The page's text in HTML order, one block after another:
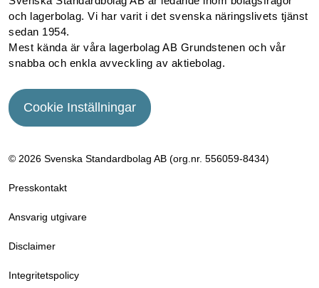
och lagerbolag. Vi har varit i det svenska näringslivets tjänst
sedan 1954.
Mest kända är våra lagerbolag AB Grundstenen och vår
snabba och enkla avveckling av aktiebolag.
Cookie Inställningar
© 2026 Svenska Standardbolag AB (org.nr. 556059­-8434)
Presskontakt
Ansvarig utgivare
Disclaimer
Integritetspolicy